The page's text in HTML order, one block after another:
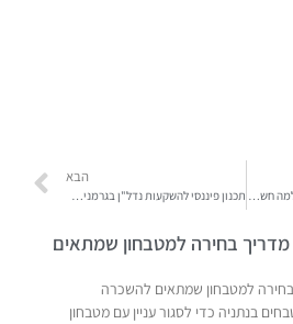
איך לבחור עורך דין קרקעות ולמה חשוב לקחת את זה ברצינות
הבא
תכנון פיננסי להשקעות נדל"ן בגרמניה: הפתחו בפיזיקה כדי לבנות את המודלים הכלכליים שלכם
בחירה למטבחון שמתאים
למטבחון שמתאים להשכרה
בנתניה כדי לסגור עניין עם מטבחון